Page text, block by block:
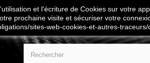
et l'écriture de Cookies sur votre
prochaine visite et sécuriser votre
sites-web-cookies-et-autres-